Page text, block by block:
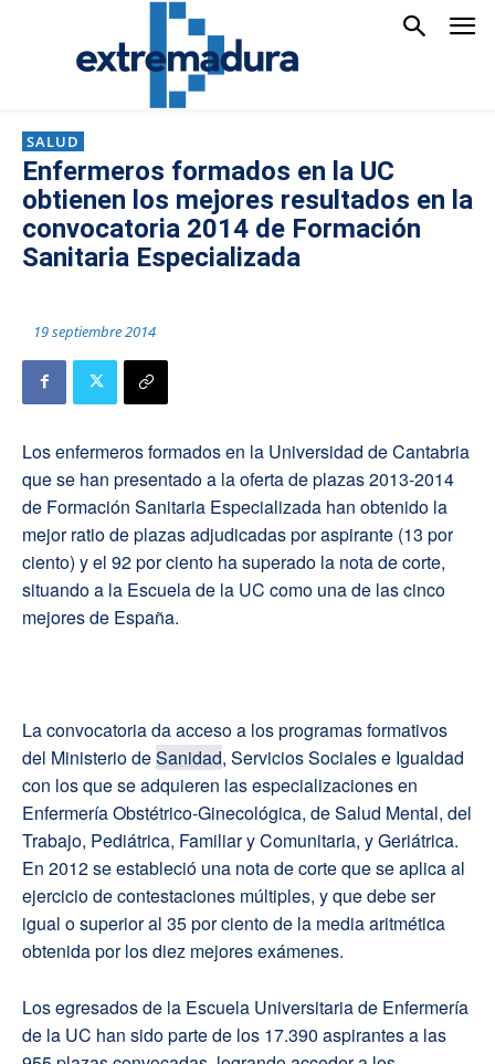
SALUD
Enfermeros formados en la UC
obtienen los mejores resultados en la
convocatoria 2014 de Formación
Sanitaria Especializada
19 septiembre 2014
Los enfermeros formados en la Universidad de Cantabria
que se han presentado a la oferta de plazas 2013-2014
de Formación Sanitaria Especializada han obtenido la
mejor ratio de plazas adjudicadas por aspirante (13 por
ciento) y el 92 por ciento ha superado la nota de corte,
situando a la Escuela de la UC como una de las cinco
mejores de España.
La convocatoria da acceso a los programas formativos
del Ministerio deSanidad, Servicios Sociales e Igualdad
con los que se adquieren las especializaciones en
Enfermería Obstétrico-Ginecológica, de Salud Mental, del
Trabajo, Pediátrica, Familiar y Comunitaria, y Geriátrica.
En 2012 se estableció una nota de corte que se aplica al
ejercicio de contestaciones múltiples, y que debe ser
igual o superior al 35 por ciento de la media aritmética
obtenida por los diez mejores exámenes.
Los egresados de la Escuela Universitaria de Enfermería
de la UC han sido parte de los 17.390 aspirantes a las